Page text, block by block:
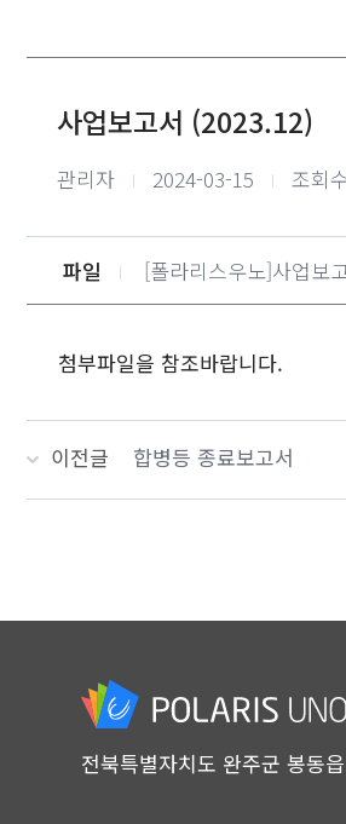
사업보고서 (2023.12)
작성자
관리자 작성일
2024-03-15 조회
파일 [폴라리스우노]사업보
첨부파일을 참조바랍니다.
이전글 합병등 종료보고서
전북특별자치도 완주군 봉동